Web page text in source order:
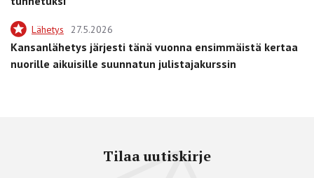
Lähetys 27.5.2026
Kansanlähetys järjesti tänä vuonna ensimmäistä kertaa
nuorille aikuisille suunnatun julistajakurssin
Tilaa uutiskirje